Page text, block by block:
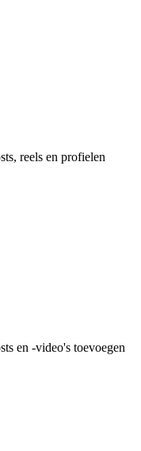
reels en profielen
en -video's toevoegen